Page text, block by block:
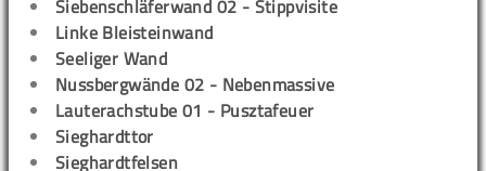
Siebenschläferwand 02 - Stippvisite
Linke Bleisteinwand
Seeliger Wand
Nussbergwände 02 - Nebenmassive
Lauterachstube 01 - Pusztafeuer
Sieghardttor
Sieghardtfelsen